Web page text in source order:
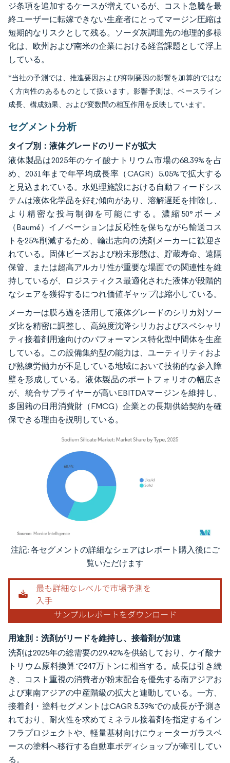
ジ条項を追加するケースが増えているが、コスト急騰を最
終ユーザーに転嫁できない生産者にとってマージン圧縮は
短期的なリスクとして残る。ソーダ灰調達先の地理的多様
化は、欧州および南米の企業における経営課題として浮上
している。
*当社の予測では、推進要因および抑制要因の影響を加算的ではな
く方向性のあるものとして扱います。影響予測は、ベースライン
成長、構成効果、および変数間の相互作用を反映しています。
セグメント分析
タイプ別：液体グレードのリードが拡大
液体製品は2025年のケイ酸ナトリウム市場の68.39%を占
め、2031年まで年平均成長率（CAGR）5.05%で拡大する
と見込まれている。水処理施設における自動フィードシス
テムは液体化学品を好む傾向があり、溶解遅延を排除し、
より精密な投与制御を可能にする。濃縮50°ボーメ
（Baumé）イノベーションは反応性を保ちながら輸送コス
トを25%削減するため、輸出志向の洗剤メーカーに歓迎さ
れている。固体ビーズおよび粉末形態は、貯蔵寿命、遠隔
保管、または超高アルカリ性が重要な場面での関連性を維
持しているが、ロジスティクス最適化された液体が段階的
なシェアを獲得するにつれ価値ギャップは縮小している。
メーカーは膜ろ過を活用して液体グレードのシリカ対ソー
ダ比を精密に調整し、高純度沈降シリカおよびスペシャリ
ティ接着剤用途向けのパフォーマンス特化型中間体を生産
している。この設備集約型の能力は、ユーティリティおよ
び熟練労働力が不足している地域において技術的な参入障
壁を形成している。液体製品のポートフォリオの幅広さ
が、統合サプライヤーが高いEBITDAマージンを維持し、
多国籍の日用消費財（FMCG）企業との長期供給契約を確
保できる理由を説明している。
画像 © Mordor Intelligence。再利用にはCC BY 4.0の表示が必要です。
注記: 各セグメントの詳細なシェアはレポート購入後にご
覧いただけます
用途別：洗剤がリードを維持し、接着剤が加速
洗剤は2025年の総需要の29.42%を供給しており、ケイ酸ナ
トリウム原料換算で247万トンに相当する。成長は引き続
き、コスト重視の消費者が粉末配合を優先する南アジアお
よび東南アジアの中産階級の拡大と連動している。一方、
接着剤・塗料セグメントはCAGR 5.39%での成長が予測さ
れており、耐火性を求めてミネラル接着剤を指定するイン
フラプロジェクトや、軽量基材向けにウォーターガラスベ
ースの塗料へ移行する自動車ボディショップが牽引してい
る。